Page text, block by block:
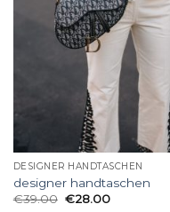
DESIGNER HANDTASCHEN
designer handtaschen
€39.00 €28.00